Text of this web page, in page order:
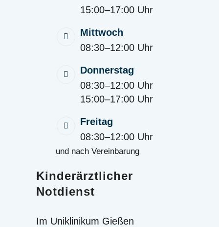
15:00–17:00 Uhr
Mittwoch
08:30–12:00 Uhr
Donnerstag
08:30–12:00 Uhr
15:00–17:00 Uhr
Freitag
08:30–12:00 Uhr
und nach Vereinbarung
Kinderärztlicher
Notdienst
Im Uniklinikum Gießen